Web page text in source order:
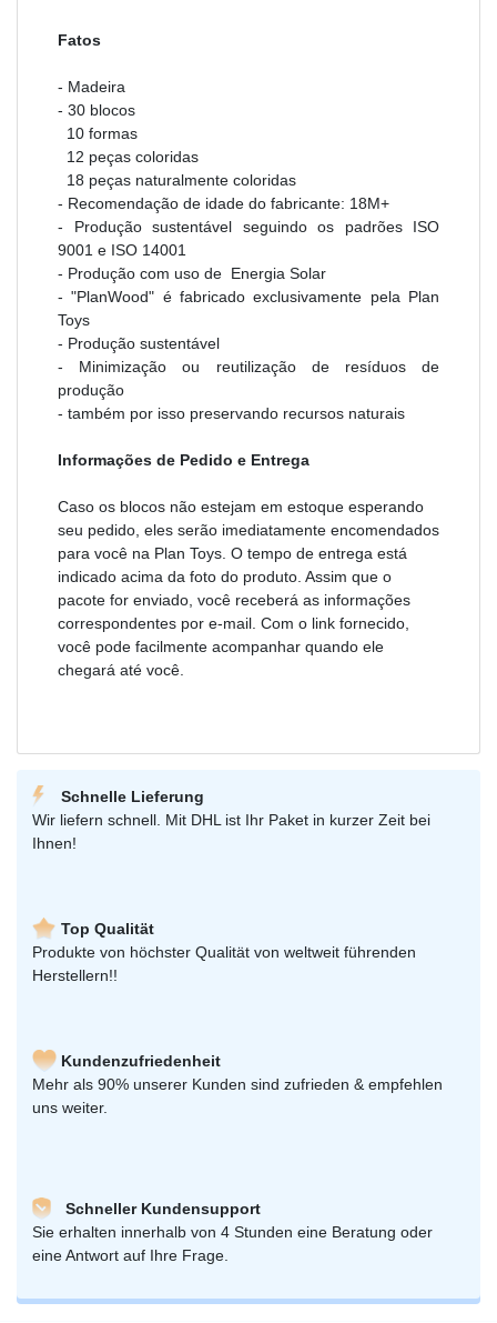
Fatos
- Madeira
- 30 blocos
10 formas
12 peças coloridas
18 peças naturalmente coloridas
- Recomendação de idade do fabricante: 18M+
- Produção sustentável seguindo os padrões ISO
9001 e ISO 14001
- Produção com uso de Energia Solar
- "PlanWood" é fabricado exclusivamente pela Plan
Toys
- Produção sustentável
- Minimização ou reutilização de resíduos de
produção
- também por isso preservando recursos naturais
Informações de Pedido e Entrega
Caso os blocos não estejam em estoque esperando
seu pedido, eles serão imediatamente encomendados
para você na Plan Toys. O tempo de entrega está
indicado acima da foto do produto. Assim que o
pacote for enviado, você receberá as informações
correspondentes por e-mail. Com o link fornecido,
você pode facilmente acompanhar quando ele
chegará até você.
Schnelle Lieferung
Wir liefern schnell. Mit DHL ist Ihr Paket in kurzer Zeit bei
Ihnen!
Top Qualität
Produkte von höchster Qualität von weltweit führenden
Herstellern!!
Kundenzufriedenheit
Mehr als 90% unserer Kunden sind zufrieden & empfehlen
uns weiter.
Schneller Kundensupport
Sie erhalten innerhalb von 4 Stunden eine Beratung oder
eine Antwort auf Ihre Frage.